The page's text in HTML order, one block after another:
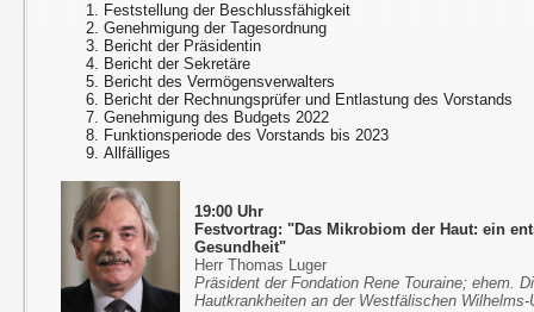
Feststellung der Beschlussfähigkeit
Genehmigung der Tagesordnung
Bericht der Präsidentin
Bericht der Sekretäre
Bericht des Vermögensverwalters
Bericht der Rechnungsprüfer und Entlastung des Vorstands
Genehmigung des Budgets 2022
Funktionsperiode des Vorstands bis 2023
Allfälliges
19:00 Uhr
Festvortrag: "Das Mikrobiom der Haut: ein
Gesundheit"
Herr Thomas Luger
Präsident der Fondation Rene Touraine; ehem.
Hautkrankheiten an der Westfälischen